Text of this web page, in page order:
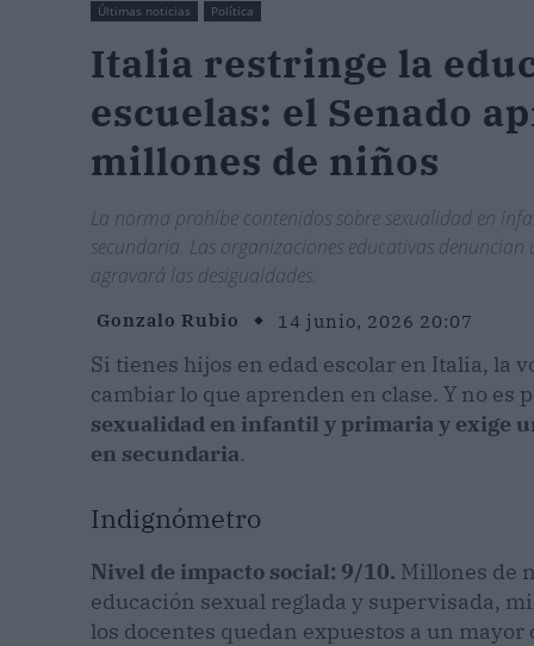
Últimas noticias Política
Italia restringe la
escuelas: el Senado
millones de niños
La norma prohíbe contenidos sobre sexualidad en
secundaria. Las organizaciones educativas
agravará las desigualdades.
Gonzalo Rubio 14 junio, 2026 20:07
Si tienes hijos en edad escolar en Italia, la
cambiar lo que aprenden en clase. Y no es
sexualidad en infantil y primaria y exige
en secundaria.
Indignómetro
Nivel de impacto social: 9/10. Millones de
educación sexual reglada y supervisada,
los docentes quedan expuestos a un